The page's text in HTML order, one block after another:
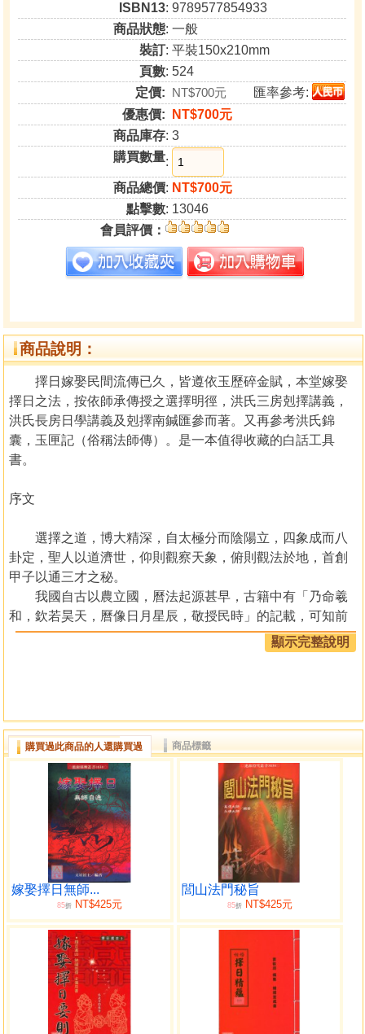
ISBN13: 9789577854933
商品狀態: 一般
裝訂: 平裝150x210mm
頁數: 524
定價: NT$700元
匯率參考:
優惠價:
NT$700元
商品庫存: 3
購買數量:
商品總價: NT$700元
點擊數: 13046
會員評價：
商品說明：
擇日嫁娶民間流傳已久，皆遵依玉歷碎金賦，本堂嫁娶
擇日之法，按依師承傳授之選擇明徑，洪氏三房剋擇講義，
洪氏長房日學講義及剋擇南鍼匯參而著。又再參考洪氏錦
囊，玉匣記（俗稱法師傳）。是一本值得收藏的白話工具
書。
序文
選擇之道，博大精深，自太極分而陰陽立，四象成而八
卦定，聖人以道濟世，仰則觀察天象，俯則觀法於地，首創
甲子以通三才之秘。
我國自古以農立國，曆法起源甚早，古籍中有「乃命羲
和，欽若昊天，曆像日月星辰，敬授民時」的記載，可知前
賢觀測天象的主要目的，在於洞察自然界的現象，發現它的
規律，從而決定一年的季節，編成曆法以為民用。
書為擇日家的老師，其所含蓋的範圍相當廣擴，上至天文，
下至地理，無所不包，其應用也涵蓋整個人生，從出生至死
亡，高至皇帝諸侯將相，低至庶民百姓，皆有倚賴是書。
通書猶如律法中六法全書的總則，其總則下有細則以明
總則之意旨，於細則下又有辦法說明，以利細則之實際運
作，通書亦然，但所缺者乃是書之辦法說明，故一般學者對
通書內容認識粗淺，而有心深入者又望之興嘆，不知如何使
今有郭聰宏君為本堂門人有感於此，為便於人人對通書
有所了解免於賦詞的艱深，加以演譯白話說明，並附加公式
表格以有系統的編撰供讀者應用，此舉稗益世人，因感其
志，故贅數語，弁諸卷端。
民國癸未年孟春
高雄濟安堂造曆館館主 鄭煌濱 謹序
顯示完整說明
購買過此商品的人還購買過 商品標籤
嫁娶擇日無師...
85折 NT$425元
閭山法門秘旨
85折NT$425元